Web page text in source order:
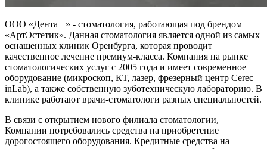
ООО «Дента +» - стоматология, работающая под брендом
«АртЭстетик». Данная стоматология является одной из самых
оснащенных клиник Оренбурга, которая проводит
качественное лечение премиум-класса. Компания на рынке
стоматологических услуг с 2005 года и имеет современное
оборудование (микроскоп, КТ, лазер, фрезерный центр Cerec
inLab), а также собственную зуботехническую лабораторию. В
клинике работают врачи-стоматологи разных специальностей.
В связи с открытием нового филиала стоматологии,
Компании потребовались средства на приобретение
дорогостоящего оборудования. Кредитные средства на